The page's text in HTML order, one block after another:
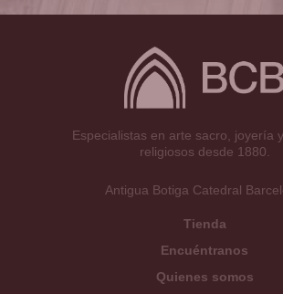
Especialistas en arte sacro, joyería
religiosos desde 1880.
Antigua Botiga Catedral
Tienda
Encuéntranos
Quienes somos